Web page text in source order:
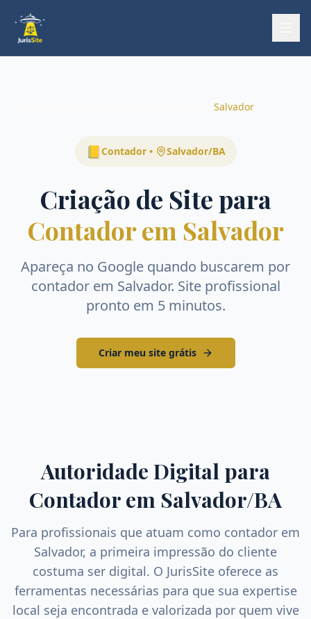
Salvador
📒Contador • Salvador/BA
Criação de Site para
Contador em Salvador
Apareça no Google quando buscarem por
contadorem Salvador. Site profissional
pronto em 5 minutos.
Criar meu site grátis
Autoridade Digital para
Contador em Salvador/BA
Para profissionais que atuam como contador em
Salvador, a primeira impressão do cliente
costuma ser digital. O JurisSite oferece as
ferramentas necessárias para que sua expertise
local seja encontrada e valorizada por quem vive